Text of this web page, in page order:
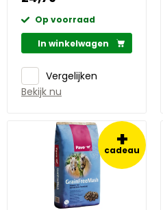
Op voorraad
In winkelwagen
Vergelijken
Bekijk nu
+
cadeau